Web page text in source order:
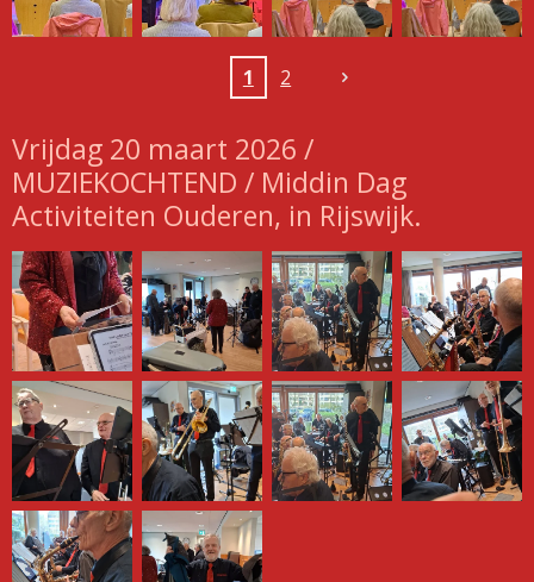
1 2
Vrijdag 20 maart 2026 /
MUZIEKOCHTEND / Middin Dag
Activiteiten Ouderen, in Rijswijk.